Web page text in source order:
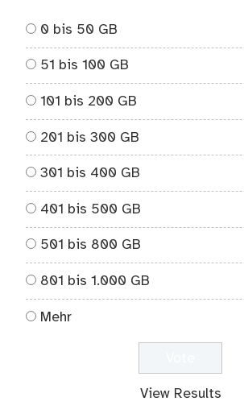
0 bis 50 GB
51 bis 100 GB
101 bis 200 GB
201 bis 300 GB
301 bis 400 GB
401 bis 500 GB
501 bis 800 GB
801 bis 1.000 GB
Mehr
View Results